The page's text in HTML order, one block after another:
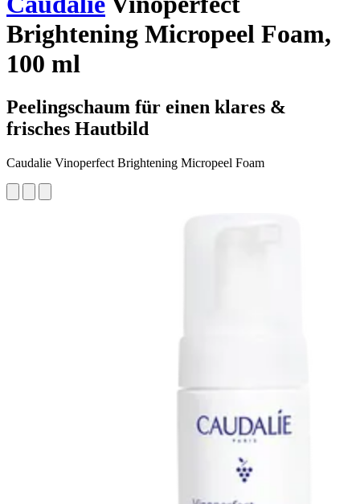
Brightening Micropeel Foam,
100 ml
Peelingschaum für einen klares &
frisches Hautbild
Caudalie Vinoperfect Brightening Micropeel Foam